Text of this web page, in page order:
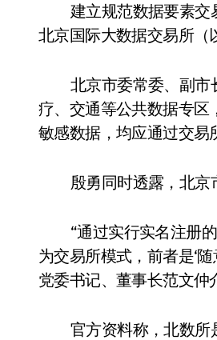
建立规范数据要素交
北京国际大数据交易所（
北京市委常委、副市
疗、交通等公共数据专区
敏感数据，均应通过交易
殷勇同时透露，北京
“通过实行实名注册
为交易所模式，前者是‘
党委书记、董事长范文仲
官方资料称，北数所